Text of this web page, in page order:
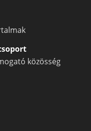
közösség